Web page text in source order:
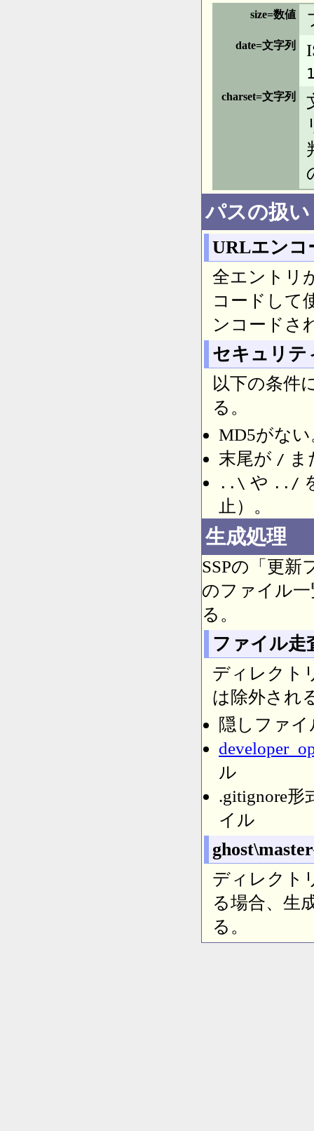
size=数値
date=文字列
charset=文字列
パスの扱い
URLエンコ
全エントリ
コードして
ンコードさ
セキュリテ
以下の条件
る。
MD5がない
末尾が /
..\ や ../
止）。
生成処理
SSPの「更
のファイル一
る。
ファイル走
ディレクト
は除外され
隠しファイ
ル
.gitignore
イル
ディレクト
る場合、生
る。